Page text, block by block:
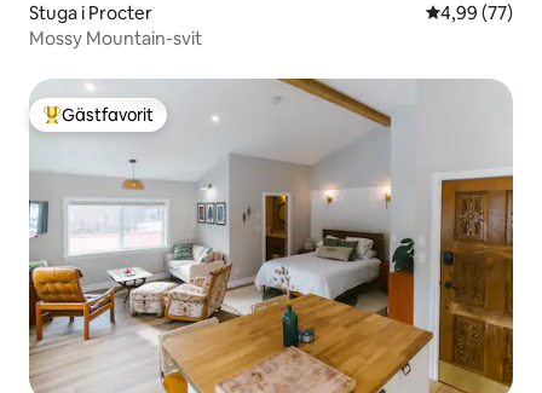
Stuga i Procter 4,99 av 5 i
4,99 (77)
Mossy Mountain-svit
Populär gästfavorit
Gästfavorit